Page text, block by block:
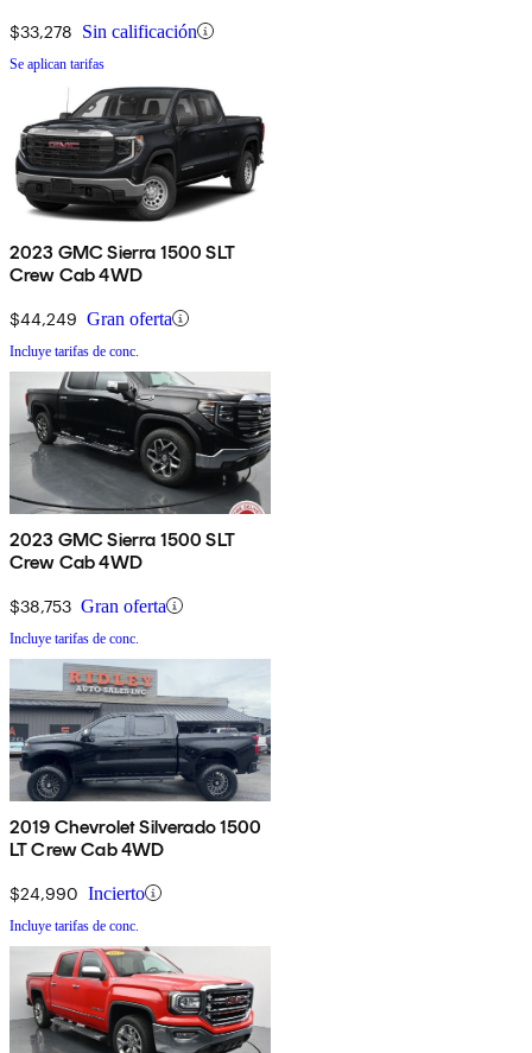
$33,278 Sin calificación
Se aplican tarifas
2023 GMC Sierra 1500 SLT
Crew Cab 4WD
$44,249 Gran oferta
Incluye tarifas de conc.
2023 GMC Sierra 1500 SLT
Crew Cab 4WD
$38,753 Gran oferta
Incluye tarifas de conc.
2019 Chevrolet Silverado 1500
LT Crew Cab 4WD
$24,990 Incierto
Incluye tarifas de conc.